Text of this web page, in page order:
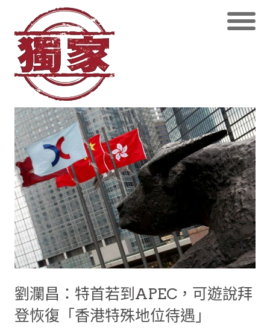
劉瀾昌：特首若到APEC，可遊說拜
登恢復「香港特殊地位待遇」